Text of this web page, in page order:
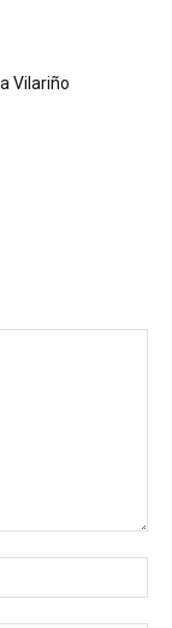
Vilariño